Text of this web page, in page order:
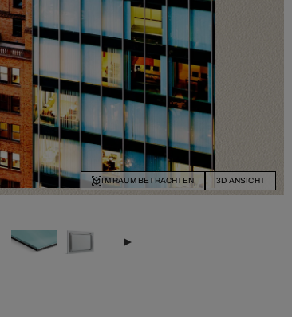
IM RAUM BETRACHTEN 3D ANSICHT